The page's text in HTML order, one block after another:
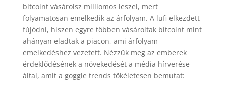
bitcoint vásárolsz milliomos leszel, mert
folyamatosan emelkedik az árfolyam. A lufi elkezdett
fújódni, hiszen egyre többen vásároltak bitcoint mint
ahányan eladtak a piacon, ami árfolyam
emelkedéshez vezetett. Nézzük meg az emberek
érdeklődésének a növekedését a média hírverése
által, amit a goggle trends tökéletesen bemutat: